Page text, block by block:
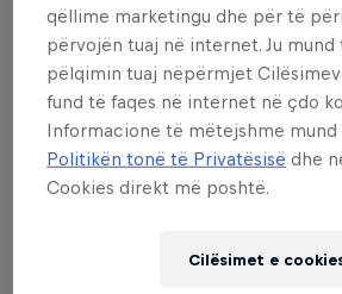
qëllime marketingu dhe për të
përvojën tuaj në internet. Ju mund
pëlqimin tuaj nëpërmjet
fund të faqes në internet në çdo
Informacione të mëtejshme mund
Politikën tonë të Privatësisë dhe
Cookies direkt më poshtë.
Cilësimet e